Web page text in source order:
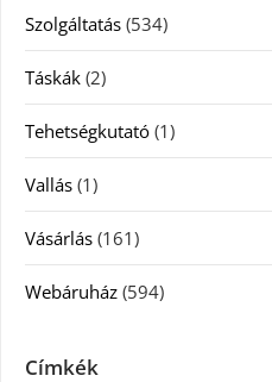
Szolgáltatás (534)
Táskák (2)
Tehetségkutató (1)
Vallás (1)
Vásárlás (161)
Webáruház (594)
Címkék